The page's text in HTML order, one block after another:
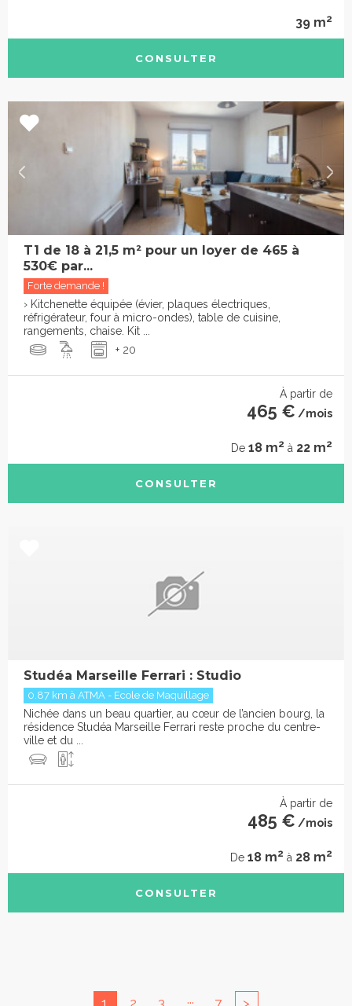
39 m2
CONSULTER
T1 de 18 à 21,5 m² pour un loyer de 465 à
530€ par...
Forte demande !
› Kitchenette équipée (évier, plaques électriques,
réfrigérateur, four à micro-ondes), table de cuisine,
rangements, chaise. Kit ...
+ 20
À partir de
465 € /mois
De 18 m2 à 22 m2
CONSULTER
Studéa Marseille Ferrari : Studio
0.87 km à ATMA - Ecole de Maquillage
Nichée dans un beau quartier, au cœur de l’ancien bourg, la
résidence Studéa Marseille Ferrari reste proche du centre-
ville et du ...
À partir de
485 € /mois
De 18 m2 à 28 m2
CONSULTER
...